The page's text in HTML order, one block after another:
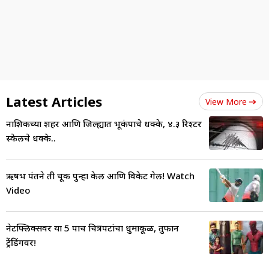
Latest Articles View More
नाशिकच्या शहर आणि जिल्ह्यात भूकंपाचे धक्के, ४.३ रिश्टर
स्केलचे धक्के..
ऋषभ पंतने ती चूक पुन्हा केली आणि विकेट गेली! Watch
Video
नेटफ्लिक्सवर या 5 पाच चित्रपटांचा धुमाकूळ, तुफान
ट्रेंडिंगवर!